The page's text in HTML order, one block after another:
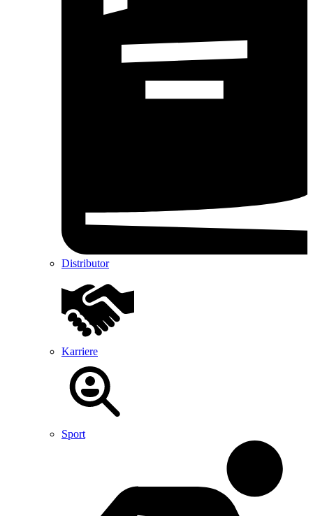
Distributor
Karriere
Sport